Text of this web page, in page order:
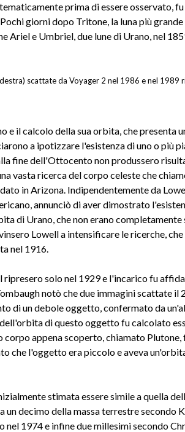
prima di essere osservato,
giorni dopo Tritone, la luna più
Ariel e Umbriel, due lune di Urano, nel
scattate da Voyager 2 nel 1986 e nel 1989
e il calcolo della sua orbita, che presenta
a ipotizzare l'esistenza di uno o più
fine dell'Ottocento non produssero
vasta ricerca del corpo celeste che
in Arizona. Indipendentemente da
annunciò di aver dimostrato
di Urano, che non erano
Lowell a intensificare le ricerche,
nel 1916.
solo nel 1929 e l'incarico fu
notò che due immagini scattate il
di un debole oggetto, confermato da
di questo oggetto fu calcolato
corpo appena scoperto, chiamato
che l'oggetto era piccolo e aveva
stimata essere simile a quella
decimo della massa terrestre secondo
nel 1974 e infine due millesimi secondo